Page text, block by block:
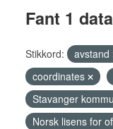
Fant 1
Stikkord: avstand
coordinates
Stavanger
Norsk lisens for